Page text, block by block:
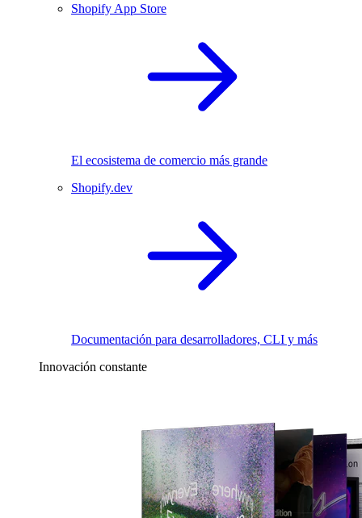
Shopify App Store
El ecosistema de comercio más grande
Shopify.dev
Documentación para desarrolladores, CLI y más
Innovación constante